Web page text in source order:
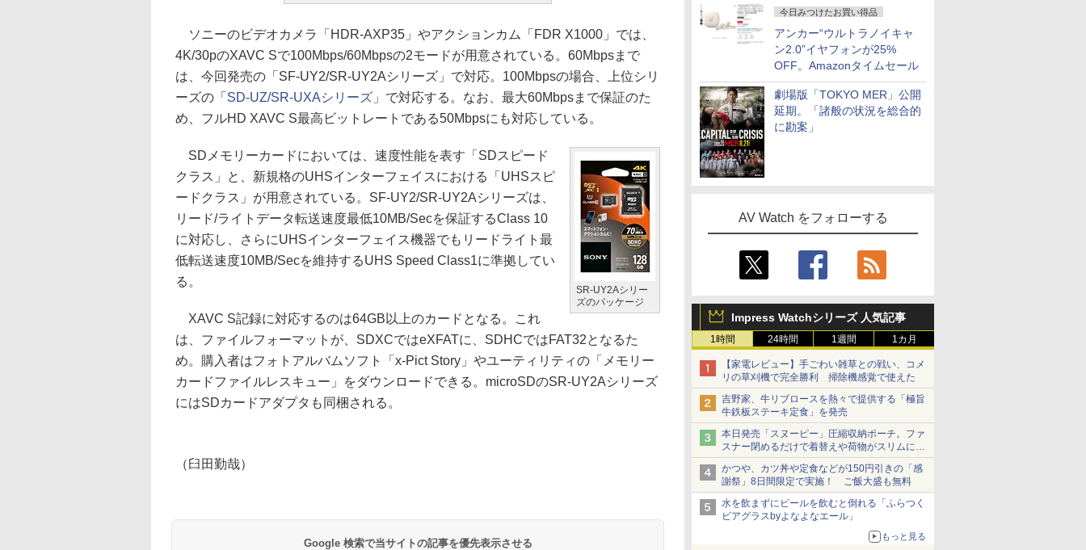
今日みつけたお買い得品
アンカー“ウルトラノイキャ
ン2.0”イヤフォンが25%
OFF。Amazonタイムセール
劇場版「TOKYO MER」公開
延期。「諸般の状況を総合的
に勘案」
AV Watch をフォローする
Impress Watchシリーズ 人気記事
1時間 24時間 1週間 1カ月
【家電レビュー】手ごわい雑草との戦い、コメ
リの草刈機で完全勝利 掃除機感覚で使えた
吉野家、牛リブロースを熱々で提供する「極旨
牛鉄板ステーキ定食」を発売
本日発売「スヌーピー」圧縮収納ポーチ。ファ
スナー閉めるだけで着替えや荷物がスリムにま
とまる
かつや、カツ丼や定食などが150円引きの「感
謝祭」8日間限定で実施！ ご飯大盛も無料
水を飲まずにビールを飲むと倒れる「ふらつく
ビアグラスbyよなよなエール」
もっと見る
ソニーのビデオカメラ「HDR-AXP35」やアクションカム「FDR X1000」では、
4K/30pのXAVC Sで100Mbps/60Mbpsの2モードが用意されている。60Mbpsまで
は、今回発売の「SF-UY2/SR-UY2Aシリーズ」で対応。100Mbpsの場合、上位シリ
ーズの「 SD-UZ/SR-UXAシリーズ 」で対応する。なお、最大60Mbpsまで保証のた
め、フルHD XAVC S最高ビットレートである50Mbpsにも対応している。
SR-UY2Aシリー
ズのパッケージ
SDメモリーカードにおいては、速度性能を表す「SDスピード
クラス」と、新規格のUHSインターフェイスにおける「UHSスピ
ードクラス」が用意されている。SF-UY2/SR-UY2Aシリーズは、
リード/ライトデータ転送速度最低10MB/Secを保証するClass 10
に対応し、さらにUHSインターフェイス機器でもリードライト最
低転送速度10MB/Secを維持するUHS Speed Class1に準拠してい
る。
XAVC S記録に対応するのは64GB以上のカードとなる。これ
は、ファイルフォーマットが、SDXCではeXFATに、SDHCではFAT32となるた
め。購入者はフォトアルバムソフト「x-Pict Story」やユーティリティの「メモリー
カードファイルレスキュー」をダウンロードできる。microSDのSR-UY2Aシリーズ
にはSDカードアダプタも同梱される。
（臼田勤哉）
Google 検索で当サイトの記事を優先表示させる